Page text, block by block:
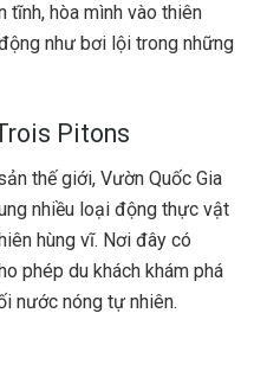
tĩnh, hòa mình vào thiên
như bơi lội trong những
Pitons
thế giới, Vườn Quốc Gia
nhiều loại động thực vật
hùng vĩ. Nơi đây có
phép du khách khám phá
nước nóng tự nhiên.